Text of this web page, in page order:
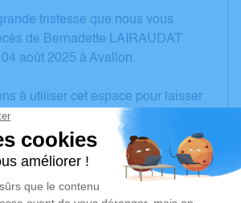
tristesse que nous vous
de Bernadette LAIRAUDAT
août 2025 à Avallon.
à utiliser cet espace pour laisser
partager des photos souvenirs,
exprimer vos pensées à travers des
Cet endroit est un lieu
à honorer la mémoire de